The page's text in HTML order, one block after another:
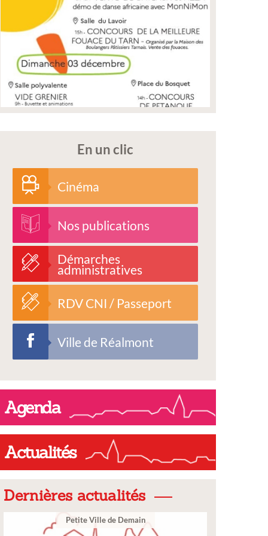
En un clic
Cinéma
Nos publications
Démarches
administratives
RDV CNI / Passeport
Ville de Réalmont
Agenda
Actualités
Dernières actualités
Ville